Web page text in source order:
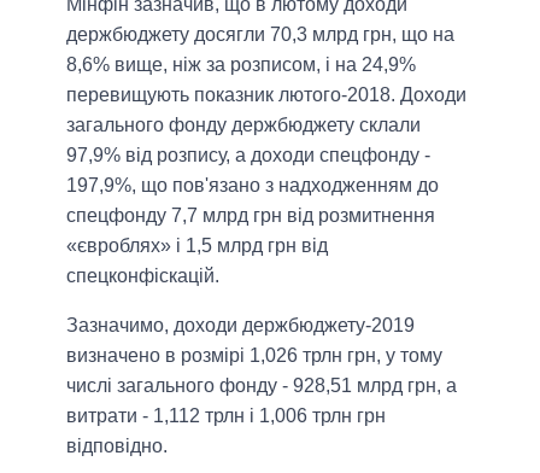
Мінфін зазначив, що в лютому доходи
держбюджету досягли 70,3 млрд грн, що на
8,6% вище, ніж за розписом, і на 24,9%
перевищують показник лютого-2018. Доходи
загального фонду держбюджету склали
97,9% від розпису, а доходи спецфонду -
197,9%, що пов'язано з надходженням до
спецфонду 7,7 млрд грн від розмитнення
«євроблях» і 1,5 млрд грн від
спецконфіскацій.
Зазначимо, доходи держбюджету-2019
визначено в розмірі 1,026 трлн грн, у тому
числі загального фонду - 928,51 млрд грн, а
витрати - 1,112 трлн і 1,006 трлн грн
відповідно.